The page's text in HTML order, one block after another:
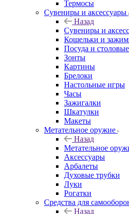
Термосы
Сувениры и аксессуары
Назад
Сувениры и
Кошельки и
Посуда и
Зонты
Картины
Брелоки
Настольные игры
Часы
Зажигалки
Шкатулки
Макеты
Метательное оружие
Назад
Метательное
Аксессуары
Арбалеты
Духовые трубки
Луки
Рогатки
Средства для
Назад